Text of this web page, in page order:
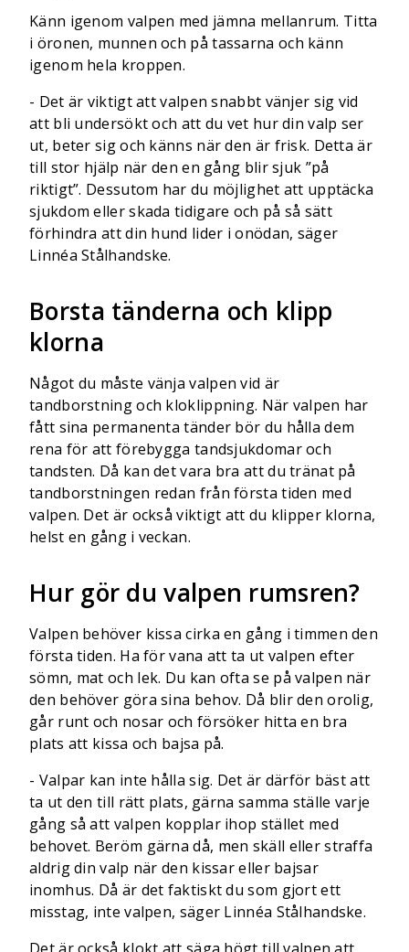
Känn igenom valpen med jämna mellanrum. Titta
i öronen, munnen och på tassarna och känn
igenom hela kroppen.
- Det är viktigt att valpen snabbt vänjer sig vid
att bli undersökt och att du vet hur din valp ser
ut, beter sig och känns när den är frisk. Detta är
till stor hjälp när den en gång blir sjuk ”på
riktigt”. Dessutom har du möjlighet att upptäcka
sjukdom eller skada tidigare och på så sätt
förhindra att din hund lider i onödan, säger
Linnéa Stålhandske.
Borsta tänderna och klipp
klorna
Något du måste vänja valpen vid är
tandborstning och kloklippning. När valpen har
fått sina permanenta tänder bör du hålla dem
rena för att förebygga tandsjukdomar och
tandsten. Då kan det vara bra att du tränat på
tandborstningen redan från första tiden med
valpen. Det är också viktigt att du klipper klorna,
helst en gång i veckan.
Hur gör du valpen rumsren?
Valpen behöver kissa cirka en gång i timmen den
första tiden. Ha för vana att ta ut valpen efter
sömn, mat och lek. Du kan ofta se på valpen när
den behöver göra sina behov. Då blir den orolig,
går runt och nosar och försöker hitta en bra
plats att kissa och bajsa på.
- Valpar kan inte hålla sig. Det är därför bäst att
ta ut den till rätt plats, gärna samma ställe varje
gång så att valpen kopplar ihop stället med
behovet. Beröm gärna då, men skäll eller straffa
aldrig din valp när den kissar eller bajsar
inomhus. Då är det faktiskt du som gjort ett
misstag, inte valpen, säger Linnéa Stålhandske.